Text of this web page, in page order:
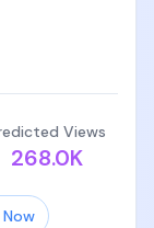
法计算机，他
就被我这种人
，一定要纠正
区。
algebra，就
driven的
，就像设计一
导向、设计导
Views
268.0K